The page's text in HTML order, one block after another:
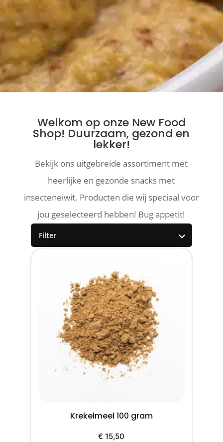
Welkom op onze New Food
Shop! Duurzaam, gezond en
lekker!
Bekijk ons uitgebreide assortiment met
heerlijke en gezonde snacks met
insecteneiwit. Producten die wij speciaal voor
jou geselecteerd hebben! Bug appetit!
Filter
Krekelmeel 100 gram
€ 15,50